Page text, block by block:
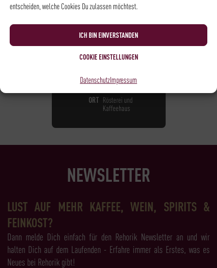
entscheiden, welche Cookies Du zulassen möchtest.
ICH BIN EINVERSTANDEN
COOKIE EINSTELLUNGEN
DatenschutzImpressum
BARISTA LEVEL I
105,00€*
NOCH10PLÄTZE VERFÜGBAR
UHRZEIT 18:15 - 21:15
ORT Rösterei und
Kaffeehaus
NEWSLETTER
LUST AUF MEHR KAFFEE, WEIN, SPIRITS &
FEINKOST?
Dann melde Dich einfach für den Rehorik Newsletter an und wir
halten Dich auf dem Laufenden - Erfahre immer als Erstes, was es
Neues bei Rehorik gibt!